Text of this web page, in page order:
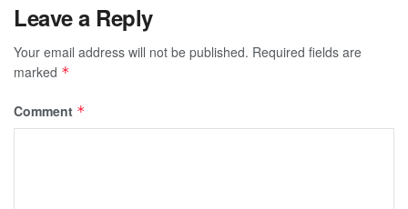
Leave a Reply
Your email address will not be published. Required fields are
marked *
Comment *